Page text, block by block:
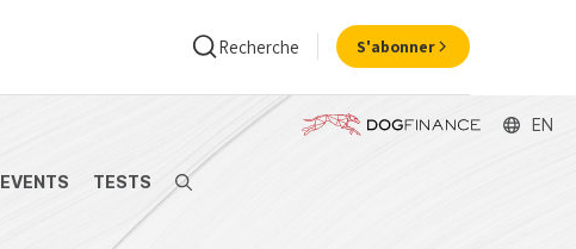
EVENTS TESTS Search
EN
Recherche S'abonner
Economie